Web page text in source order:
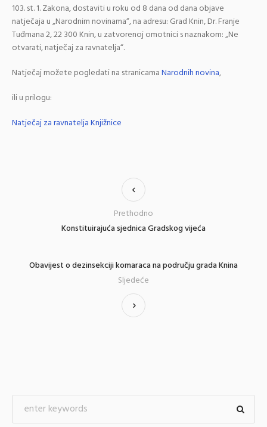
103. st. 1. Zakona, dostaviti u roku od 8 dana od dana objave
natječaja u „Narodnim novinama“, na adresu: Grad Knin, Dr. Franje
Tuđmana 2, 22 300 Knin, u zatvorenoj omotnici s naznakom: „Ne
otvarati, natječaj za ravnatelja“.
Natječaj možete pogledati na stranicamaNarodnih novina,
ili u prilogu:
Natječaj za ravnatelja Knjižnice
Konstituirajuća sjednica Gradskog vijeća
Prethodno
Obavijest o dezinsekciji komaraca na području grada Knina
Sljedeće